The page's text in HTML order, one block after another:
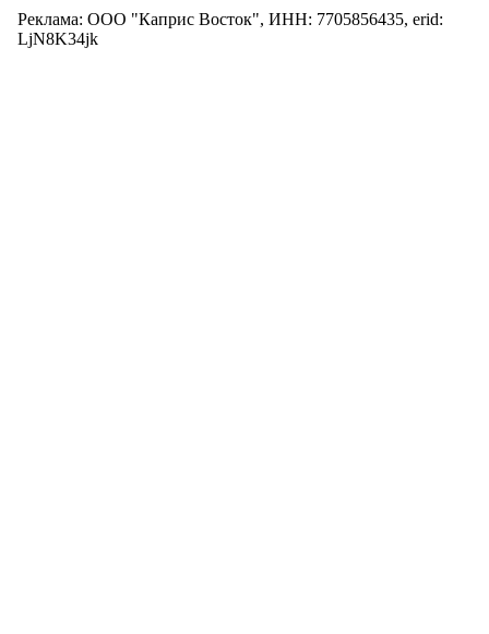
Реклама: ООО "Каприс Восток", ИНН: 7705856435, erid:
LjN8K34jk